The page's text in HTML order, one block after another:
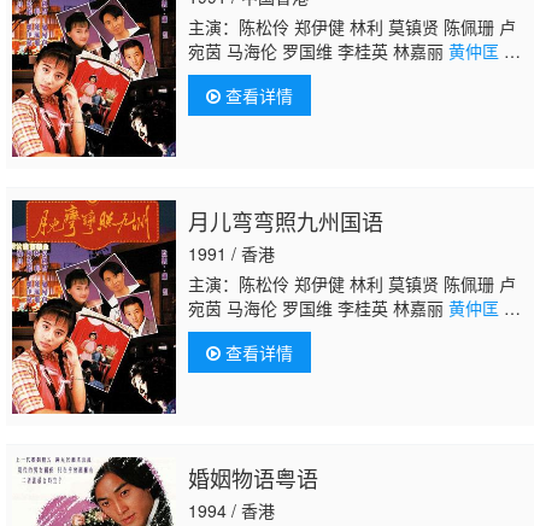
燕 余慕莲 陈燕航
主演：陈松伶 郑伊健 林利 莫镇贤 陈佩珊 卢
宛茵 马海伦 罗国维 李桂英 林嘉丽 黄仲匡 馬
健聰 何昭傑 林燕明 李煌生 叶振棠 黄新 田
青 呂劍光 邓煜荣 承恩 陳惠瑜 廖丽丽 游飙 孙
季卿 陳珮珊 陳振華 马宗德 张凤妮 梁爱 曾慧
傑 何璧坚 谭一清 梁健平 郭德信 陈中坚 黄德
斌
查看详情
月儿弯弯照九州国语
1991 / 香港
主演：陈松伶 郑伊健 林利 莫镇贤 陈佩珊 卢
宛茵 马海伦 罗国维 李桂英 林嘉丽 黄仲匡 馬
健聰 何昭傑 林燕明 李煌生 叶振棠 黄新 田
青 呂劍光 邓煜荣 承恩 陳惠瑜 廖丽丽 游飙 孙
季卿 陳珮珊 陳振華 马宗德 张凤妮 梁爱 曾慧
傑 何璧坚 谭一清 梁健平 郭德信 陈中坚 黄德
斌
查看详情
婚姻物语粤语
1994 / 香港